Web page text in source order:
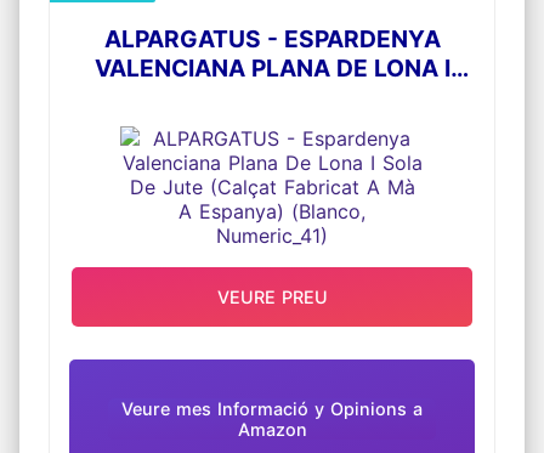
ALPARGATUS - ESPARDENYA
VALENCIANA PLANA DE LONA I
MÀ A ESPANYA) (BLANCO,
NUMERIC_41)
Veure mes Informació y Opinions a
Amazon
VEURE PREU